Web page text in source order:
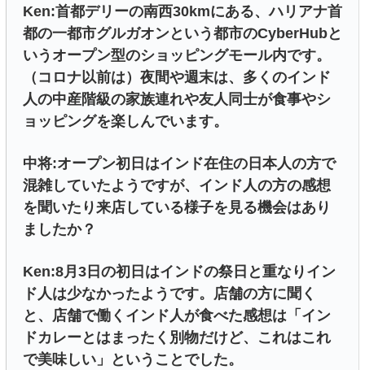
Ken:首都デリーの南西30kmにある、ハリアナ首
都の一都市グルガオンという都市のCyberHubと
いうオープン型のショッピングモール内です。
（コロナ以前は）夜間や週末は、多くのインド
人の中産階級の家族連れや友人同士が食事やシ
ョッピングを楽しんでいます。
中将:オープン初日はインド在住の日本人の方で
混雑していたようですが、インド人の方の感想
を聞いたり来店している様子を見る機会はあり
ましたか？
Ken:8月3日の初日はインドの祭日と重なりイン
ド人は少なかったようです。店舗の方に聞く
と、店舗で働くインド人が食べた感想は「イン
ドカレーとはまったく別物だけど、これはこれ
で美味しい」ということでした。